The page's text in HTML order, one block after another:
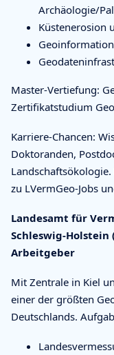
Archäologie/
Küstenerosion
Master-Vertiefung:
Zertifikatstudium
Karriere-Chancen:
Doktoranden,
zu LVermGeo-Jobs
Landesamt für
Schleswig-Holstein
Arbeitgeber
Mit Zentrale in Kiel
einer der größten
Deutschlands.